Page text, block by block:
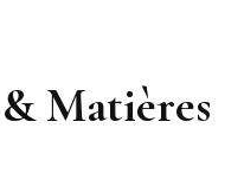
Matières